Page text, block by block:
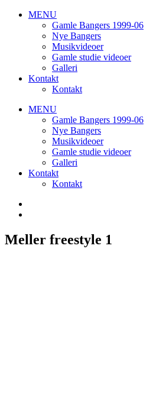
MENU
Gamle Bangers 1999-06
Nye Bangers
Musikvideoer
Gamle studie videoer
Galleri
Kontakt
Kontakt
MENU
Gamle Bangers 1999-06
Nye Bangers
Musikvideoer
Gamle studie videoer
Galleri
Kontakt
Kontakt
Meller freestyle 1